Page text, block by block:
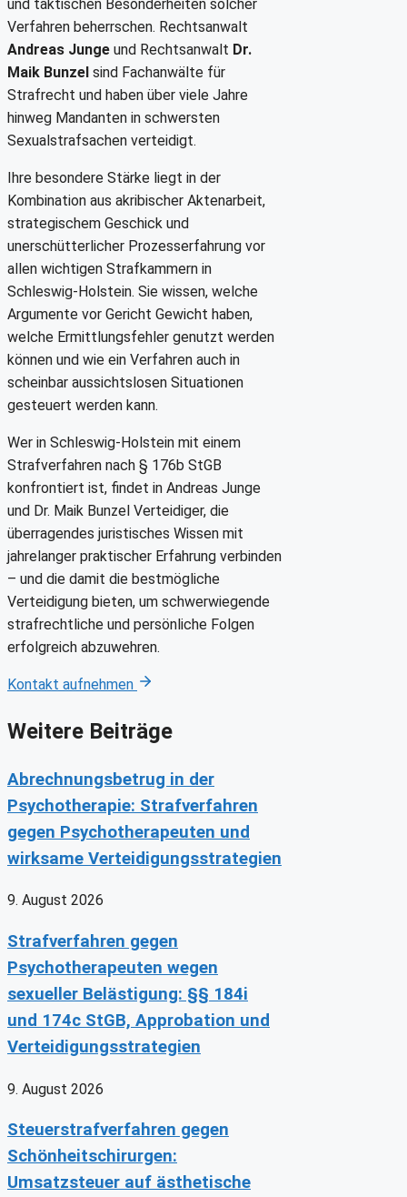
und taktischen Besonderheiten solcher
Verfahren beherrschen. Rechtsanwalt
Andreas Junge und Rechtsanwalt Dr.
Maik Bunzel sind Fachanwälte für
Strafrecht und haben über viele Jahre
hinweg Mandanten in schwersten
Sexualstrafsachen verteidigt.
Ihre besondere Stärke liegt in der
Kombination aus akribischer Aktenarbeit,
strategischem Geschick und
unerschütterlicher Prozesserfahrung vor
allen wichtigen Strafkammern in
Schleswig-Holstein. Sie wissen, welche
Argumente vor Gericht Gewicht haben,
welche Ermittlungsfehler genutzt werden
können und wie ein Verfahren auch in
scheinbar aussichtslosen Situationen
gesteuert werden kann.
Wer in Schleswig-Holstein mit einem
Strafverfahren nach § 176b StGB
konfrontiert ist, findet in Andreas Junge
und Dr. Maik Bunzel Verteidiger, die
überragendes juristisches Wissen mit
jahrelanger praktischer Erfahrung verbinden
– und die damit die bestmögliche
Verteidigung bieten, um schwerwiegende
strafrechtliche und persönliche Folgen
erfolgreich abzuwehren.
Kontakt aufnehmen
Weitere Beiträge
Abrechnungsbetrug in der
Psychotherapie: Strafverfahren
gegen Psychotherapeuten und
wirksame Verteidigungsstrategien
9. August 2026
Strafverfahren gegen
Psychotherapeuten wegen
sexueller Belästigung: §§ 184i
und 174c StGB, Approbation und
Verteidigungsstrategien
9. August 2026
Steuerstrafverfahren gegen
Schönheitschirurgen:
Umsatzsteuer auf ästhetische